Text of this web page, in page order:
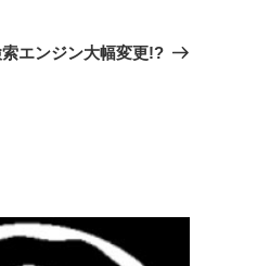
エンジン大幅変更!?